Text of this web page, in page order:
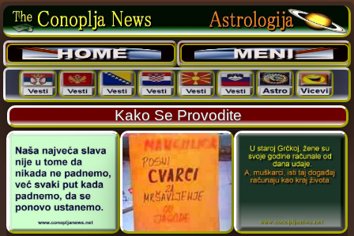
Kako Se Provodite